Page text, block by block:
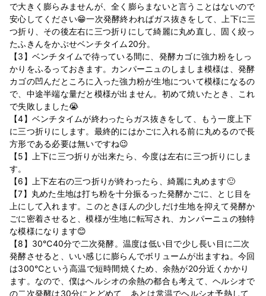
で大きく膨らみませんが、全く膨らまないと言うことはないので
安心してください😁一次発酵終わればガス抜きをして、上下に三
つ折り、その後左右に三つ折りにして綺麗に丸め直し、固く絞っ
たふきんをかぶせベンチタイム20分。
【3】ベンチタイムで待っている間に、発酵カゴに強力粉をしっ
かりをふるっておきます。カンパーニュのしましま模様は、発酵
カゴの凹んだところに入った強力粉が生地について模様になるの
で、中途半端な量だと模様が出ません。初めて焼いたとき、これ
で失敗しました😭
【4】ベンチタイムが終わったらガス抜きをして、もう一度上下
に三つ折りにします。最終的にはかごに入れる前に丸めるので長
方形である必要は無いですね😉
【5】上下に三つ折りが出来たら、今度は左右に三つ折りにしま
す。
【6】上下左右の三つ折りが終わったら、綺麗に丸めます🙂
【7】丸めた生地は打ち粉を十分振るった発酵かごに、とじ目を
上にして入れます。このときほんの少しだけ生地を抑えて発酵か
ごに密着させると、模様が生地に転写され、カンパーニュの独特
な模様になります😊
【8】30℃40分で二次発酵。温度は低い目で少し長い目に二次
発酵させると、いい感じに膨らんでボリュームが出ますね。今回
は300℃という高温で短時間焼くため、余熱が20分近くかかり
ます。なので、僕はヘルシオの余熱の都合も考えて、ヘルシオで
の二次発酵は30分にとどめて、あとは常温でヘルシオ予熱して